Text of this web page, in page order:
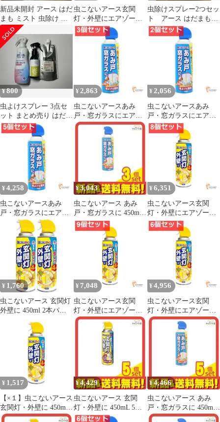
新品未開封 アース はだ
まも ミスト 虫除け 虫
よけ スプレー まとめ売
り ミニ
虫こないアース玄関
灯・外壁にエアゾール
10個セット まとめ売り
虫除けスプレー2つセッ
ト アース はだまも
フマキラースキンベー
プミスト
¥800
虫よけスプレー 3点セ
ット まとめ売り はだま
も アンチバグ 夏のお出
かけ対策
¥ 2,863
虫こないアースあみ
戸・窓ガラスにエアゾ
ール 3個セット まとめ
¥ 2,056
虫こないアースあみ
戸・窓ガラスにエアゾ
ール 2個セット まとめ
売り
¥ 4,258
虫こないアースあみ
戸・窓ガラスにエアゾ
ール 5個セット まとめ
¥3,043
虫こないアース あみ
戸・窓ガラスに 450mL
3個セット まとめ売り
¥ 6,351
虫こないアース玄関
灯・外壁にエアゾール
8個セット まとめ売り
¥ 1,760
虫こないアース 玄関灯
外壁に 450ml 2本パッ
戸 ベランダ 侵入防止
害虫 対策 屋外 忌避 カ
メムシ 蛾 コバエ
¥ 7,048
虫こないアース玄関
灯・外壁にエアゾール
9個セット まとめ売り
¥ 4,956
虫こないアース玄関
灯・外壁にエアゾール
6個セット まとめ売り
¥ 1,517
【×１】虫こないアース
玄関灯・外壁に 450mL
害虫忌避 [カメムシ 蛾
¥4,429
虫こないアース 玄関
灯・外壁に 450mL 5個
セット まとめ売り
¥4,466
虫こないアース あみ
戸・窓ガラスに 450mL
5個セット まとめ売り